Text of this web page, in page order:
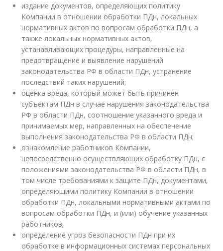
издание документов, определяющих политику
Компании в отношении обработки ПДн, локальных
нормативных актов по вопросам обработки ПДн, а
также локальных нормативных актов,
устанавливающих процедуры, направленные на
предотвращение и выявление нарушений
законодательства РФ в области ПДн, устранение
последствий таких нарушений;
оценка вреда, который может быть причинен
субъектам ПДн в случае нарушения законодательства
РФ в области ПДн, соотношение указанного вреда и
принимаемых мер, направленных на обеспечение
выполнения законодательства РФ в области ПДн;
ознакомление работников Компании,
непосредственно осуществляющих обработку ПДн, с
положениями законодательства РФ в области ПДн, в
том числе требованиями к защите ПДн, документами,
определяющими политику Компании в отношении
обработки ПДн, локальными нормативными актами по
вопросам обработки ПДн, и (или) обучение указанных
работников;
определение угроз безопасности ПДн при их
обработке в информационных системах персональных